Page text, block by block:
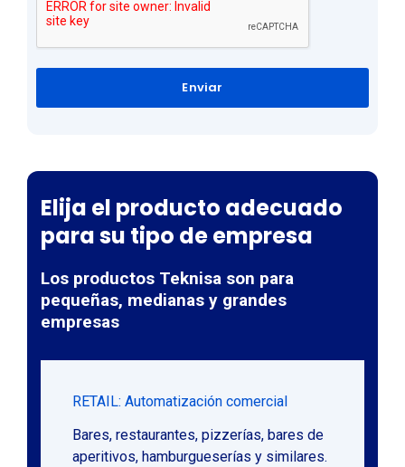
Enviar
Elija el producto adecuado
para su tipo de empresa
Los productos Teknisa son para
pequeñas, medianas y grandes
empresas
RETAIL: Automatización comercial
Bares, restaurantes, pizzerías, bares de
aperitivos, hamburgueserías y similares.